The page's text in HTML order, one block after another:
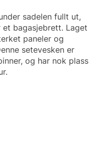
sadelen fullt ut,
bagasjebrett. Laget
paneler og
setevesken er
og har nok plass